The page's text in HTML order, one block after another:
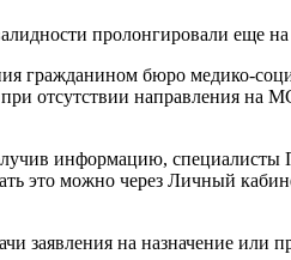
пролонгировали еще на
гражданином бюро медико-
отсутствии направления на
информацию, специалисты
это можно через Личный
заявления на назначение или